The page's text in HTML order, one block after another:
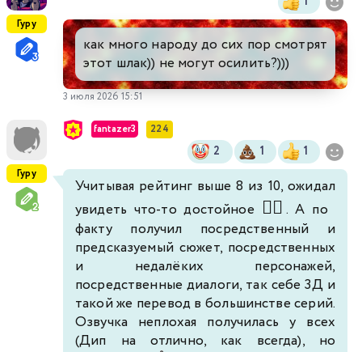
Гуру
как много народу до сих пор смотрят
этот шлак)) не могут осилить?)))
3 июля 2026 15:51
Гуру
fantazer3 224
2 1 1
Учитывая рейтинг выше 8 из 10, ожидал
увидеть что-то достойное 🤦‍♂️ . А по
факту получил посредственный и
предсказуемый сюжет, посредственных
и недалёких персонажей,
посредственные диалоги, так себе 3Д и
такой же перевод в большинстве серий.
Озвучка неплохая получилась у всех
(Дип на отлично, как всегда), но